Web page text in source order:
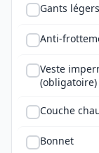
Gants légers
Anti-
Veste
(obligatoire)
Couche
Bonnet